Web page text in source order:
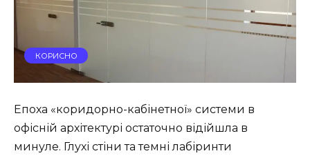
КОРИСНО
Епоха «коридорно-кабінетної» системи в
офісній архітектурі остаточно відійшла в
минуле. Глухі стіни та темні лабіринти